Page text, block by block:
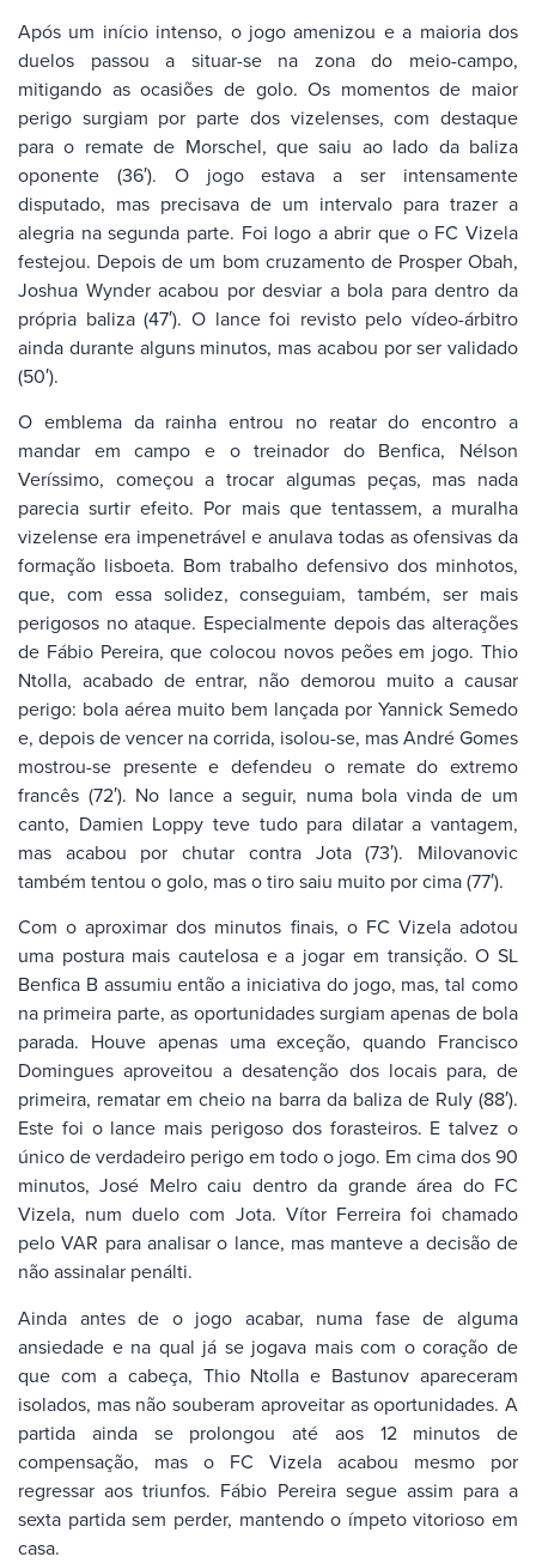
Após um início intenso, o jogo amenizou e a maioria dos
duelos passou a situar-se na zona do meio-campo,
mitigando as ocasiões de golo. Os momentos de maior
perigo surgiam por parte dos vizelenses, com destaque
para o remate de Morschel, que saiu ao lado da baliza
oponente (36′). O jogo estava a ser intensamente
disputado, mas precisava de um intervalo para trazer a
alegria na segunda parte. Foi logo a abrir que o FC Vizela
festejou. Depois de um bom cruzamento de Prosper Obah,
Joshua Wynder acabou por desviar a bola para dentro da
própria baliza (47′). O lance foi revisto pelo vídeo-árbitro
ainda durante alguns minutos, mas acabou por ser validado
(50′).
O emblema da rainha entrou no reatar do encontro a
mandar em campo e o treinador do Benfica, Nélson
Veríssimo, começou a trocar algumas peças, mas nada
parecia surtir efeito. Por mais que tentassem, a muralha
vizelense era impenetrável e anulava todas as ofensivas da
formação lisboeta. Bom trabalho defensivo dos minhotos,
que, com essa solidez, conseguiam, também, ser mais
perigosos no ataque. Especialmente depois das alterações
de Fábio Pereira, que colocou novos peões em jogo. Thio
Ntolla, acabado de entrar, não demorou muito a causar
perigo: bola aérea muito bem lançada por Yannick Semedo
e, depois de vencer na corrida, isolou-se, mas André Gomes
mostrou-se presente e defendeu o remate do extremo
francês (72′). No lance a seguir, numa bola vinda de um
canto, Damien Loppy teve tudo para dilatar a vantagem,
mas acabou por chutar contra Jota (73′). Milovanovic
também tentou o golo, mas o tiro saiu muito por cima (77′).
Com o aproximar dos minutos finais, o FC Vizela adotou
uma postura mais cautelosa e a jogar em transição. O SL
Benfica B assumiu então a iniciativa do jogo, mas, tal como
na primeira parte, as oportunidades surgiam apenas de bola
parada. Houve apenas uma exceção, quando Francisco
Domingues aproveitou a desatenção dos locais para, de
primeira, rematar em cheio na barra da baliza de Ruly (88′).
Este foi o lance mais perigoso dos forasteiros. E talvez o
único de verdadeiro perigo em todo o jogo. Em cima dos 90
minutos, José Melro caiu dentro da grande área do FC
Vizela, num duelo com Jota. Vítor Ferreira foi chamado
pelo VAR para analisar o lance, mas manteve a decisão de
não assinalar penálti.
Ainda antes de o jogo acabar, numa fase de alguma
ansiedade e na qual já se jogava mais com o coração de
que com a cabeça, Thio Ntolla e Bastunov apareceram
isolados, mas não souberam aproveitar as oportunidades. A
partida ainda se prolongou até aos 12 minutos de
compensação, mas o FC Vizela acabou mesmo por
regressar aos triunfos. Fábio Pereira segue assim para a
sexta partida sem perder, mantendo o ímpeto vitorioso em
casa.